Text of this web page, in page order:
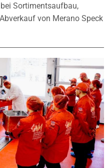
Sortimentsaufbau,
von Merano Speck